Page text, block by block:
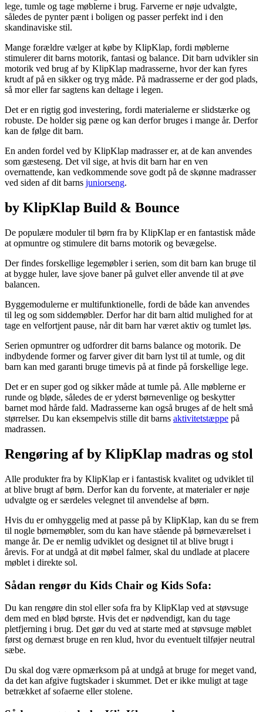
lege, tumle og tage møblerne i brug. Farverne er nøje udvalgte,
således de pynter pænt i boligen og passer perfekt ind i den
skandinaviske stil.
Mange forældre vælger at købe by KlipKlap, fordi møblerne
stimulerer dit barns motorik, fantasi og balance. Dit barn udvikler sin
motorik ved brug af by KlipKlap madrasserne, hvor der kan fyres
krudt af på en sikker og tryg måde. På madrasserne er der god plads,
så mor eller far sagtens kan deltage i legen.
Det er en rigtig god investering, fordi materialerne er slidstærke og
robuste. De holder sig pæne og kan derfor bruges i mange år. Derfor
kan de følge dit barn.
En anden fordel ved by KlipKlap madrasser er, at de kan anvendes
som gæsteseng. Det vil sige, at hvis dit barn har en ven
overnattende, kan vedkommende sove godt på de skønne madrasser
ved siden af dit barns juniorseng.
by KlipKlap Build & Bounce
De populære moduler til børn fra by KlipKlap er en fantastisk måde
at opmuntre og stimulere dit barns motorik og bevægelse.
Der findes forskellige legemøbler i serien, som dit barn kan bruge til
at bygge huler, lave sjove baner på gulvet eller anvende til at øve
balancen.
Byggemodulerne er multifunktionelle, fordi de både kan anvendes
til leg og som siddemøbler. Derfor har dit barn altid mulighed for at
tage en velfortjent pause, når dit barn har været aktiv og tumlet løs.
Serien opmuntrer og udfordrer dit barns balance og motorik. De
indbydende former og farver giver dit barn lyst til at tumle, og dit
barn kan med garanti bruge timevis på at finde på forskellige lege.
Det er en super god og sikker måde at tumle på. Alle møblerne er
runde og bløde, således de er yderst børnevenlige og beskytter
barnet mod hårde fald. Madrasserne kan også bruges af de helt små
størrelser. Du kan eksempelvis stille dit barns aktivitetstæppe på
madrassen.
Rengøring af by KlipKlap madras og stol
Alle produkter fra by KlipKlap er i fantastisk kvalitet og udviklet til
at blive brugt af børn. Derfor kan du forvente, at materialer er nøje
udvalgte og er særdeles velegnet til anvendelse af børn.
Hvis du er omhyggelig med at passe på by KlipKlap, kan du se frem
til nogle børnemøbler, som du kan have stående på børneværelset i
mange år. De er nemlig udviklet og designet til at blive brugt i
årevis. For at undgå at dit møbel falmer, skal du undlade at placere
møblet i direkte sol.
Sådan rengør du Kids Chair og Kids Sofa:
Du kan rengøre din stol eller sofa fra by KlipKlap ved at støvsuge
dem med en blød børste. Hvis det er nødvendigt, kan du tage
pletfjerning i brug. Det gør du ved at starte med at støvsuge møblet
først og dernæst bruge en ren klud, hvor du eventuelt tilføjer neutral
sæbe.
Du skal dog være opmærksom på at undgå at bruge for meget vand,
da det kan afgive fugtskader i skummet. Det er ikke muligt at tage
betrækket af sofaerne eller stolene.